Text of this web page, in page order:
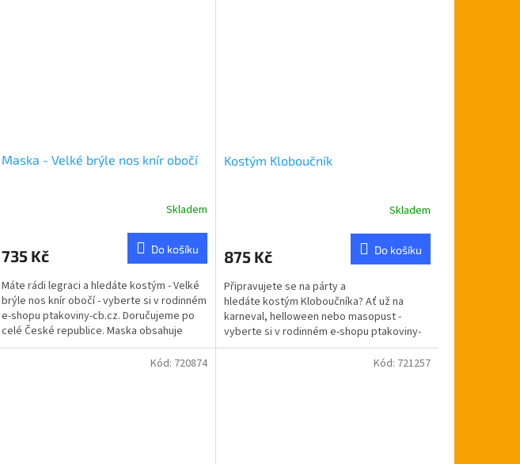
Maska - Velké brýle nos knír obočí
Skladem
735 Kč Do košíku
Máte rádi legraci a hledáte kostým - Velké
brýle nos knír obočí - vyberte si v rodinném
e-shopu ptakoviny-cb.cz. Doručujeme po
celé České republice. Maska obsahuje
velké...
Kostým Kloboučník
Skladem
875 Kč Do košíku
Připravujete se na párty a
hledáte kostým Kloboučníka? Ať už na
karneval, helloween nebo masopust -
vyberte si v rodinném e-shopu ptakoviny-
cb.cz. Doručujeme po celé...
Kód: 720874 Kód: 721257